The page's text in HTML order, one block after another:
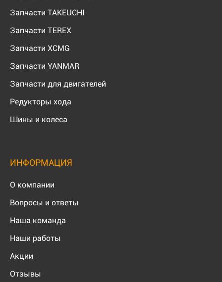
Запчасти TAKEUCHI
Запчасти TEREX
Запчасти XCMG
Запчасти YANMAR
Запчасти для двигателей
Редукторы хода
Шины и колеса
ИНФОРМАЦИЯ
О компании
Вопросы и ответы
Наша команда
Наши работы
Акции
Отзывы